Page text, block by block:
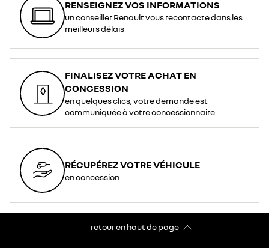
RENSEIGNEZ VOS INFORMATIONS
un conseiller Renault vous recontacte dans les
meilleurs délais
FINALISEZ VOTRE ACHAT EN
CONCESSION
en quelques clics, votre demande est
communiquée à votre concessionnaire
RÉCUPÉREZ VOTRE VÉHICULE
en concession
retour en haut de page​